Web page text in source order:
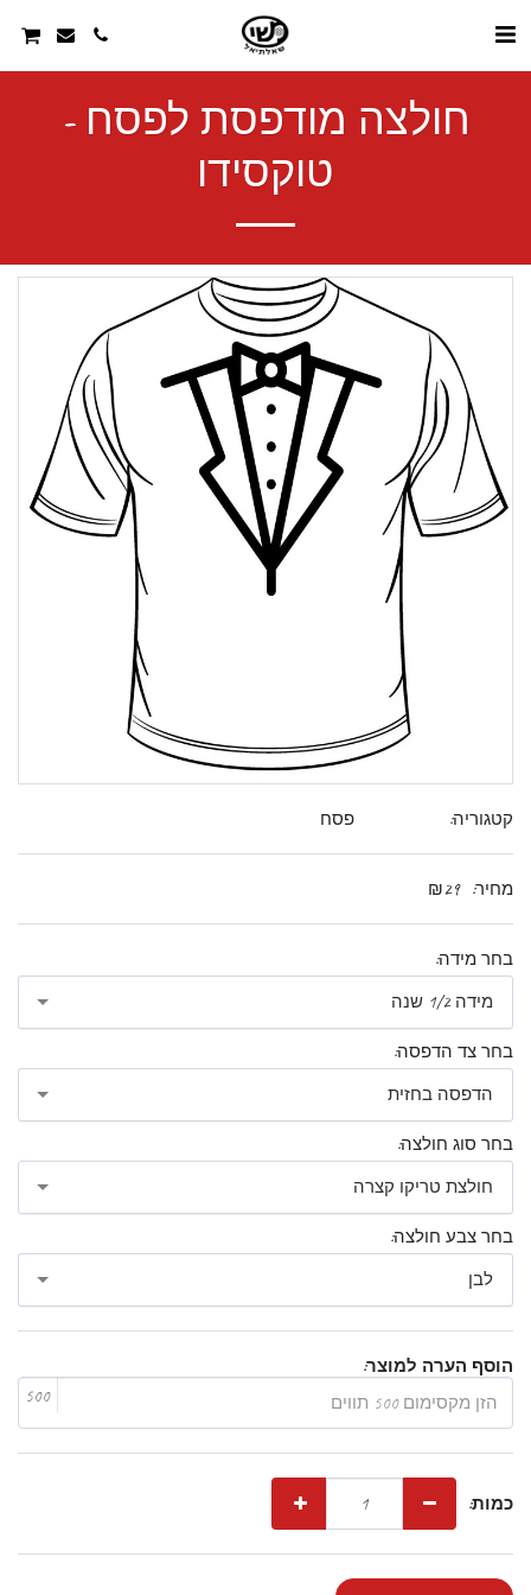
חולצה מודפסת לפסח -
טוקסידו
קטגוריה: פסח
מחיר: ₪29
בחר מידה:
מידה 1/2 שנה
בחר צד הדפסה:
הדפסה בחזית
בחר סוג חולצה:
חולצת טריקו קצרה
בחר צבע חולצה:
לבן
הוסף הערה למוצר:
500
כמות: